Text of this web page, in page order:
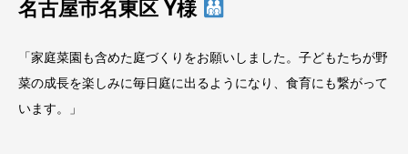
名古屋市名東区 Y様
「家庭菜園も含めた庭づくりをお願いしました。子どもたちが野
菜の成長を楽しみに毎日庭に出るようになり、食育にも繋がって
います。」